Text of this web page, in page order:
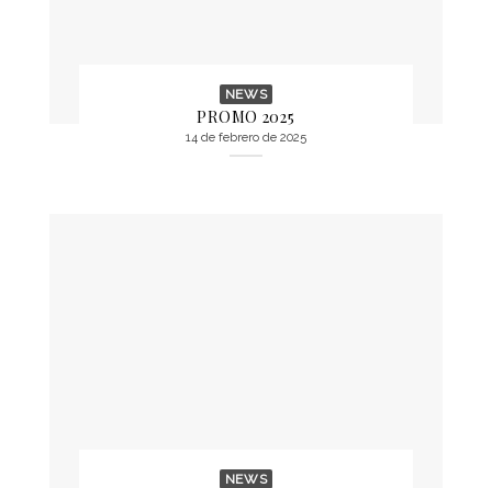
NEWS
PROMO 2025
14 de febrero de 2025
NEWS